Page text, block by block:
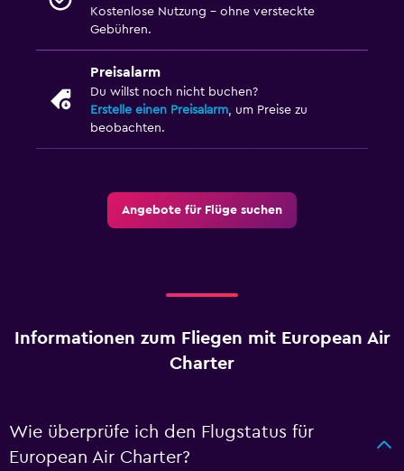
Kostenlose Nutzung – ohne versteckte
Gebühren.
Preisalarm
Du willst noch nicht buchen?
Erstelle einen Preisalarm , um Preise zu
beobachten.
Angebote für Flüge suchen
Informationen zum Fliegen mit European Air
Charter
Wie überprüfe ich den Flugstatus für
European Air Charter?